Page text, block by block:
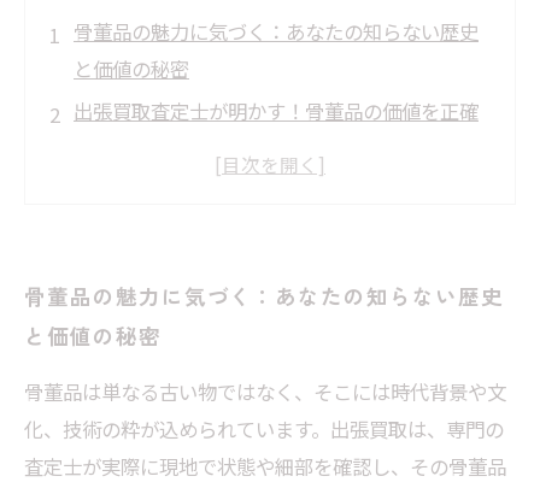
骨董品の魅力に気づく：あなたの知らない歴史
と価値の秘密
出張買取査定士が明かす！骨董品の価値を正確
とは？
査定から買取までの流れを徹底解説！安心して
骨董品を手放す方法
骨董品出張買取サービス活用のメリットと成功
する秘訣
骨董品の魅力に気づく：あなたの知らない歴史
と価値の秘密
骨董品は単なる古い物ではなく、そこには時代背景や文
化、技術の粋が込められています。出張買取は、専門の
査定士が実際に現地で状態や細部を確認し、その骨董品